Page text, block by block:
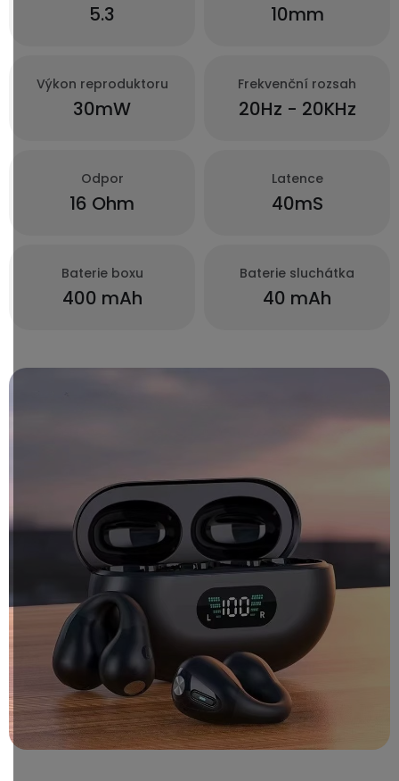
5.3 10mm
Výkon reproduktoru
30mW
Frekvenční rozsah
20Hz - 20KHz
Odpor
16 Ohm
Latence
40mS
Baterie boxu
400 mAh
Baterie sluchátka
40 mAh